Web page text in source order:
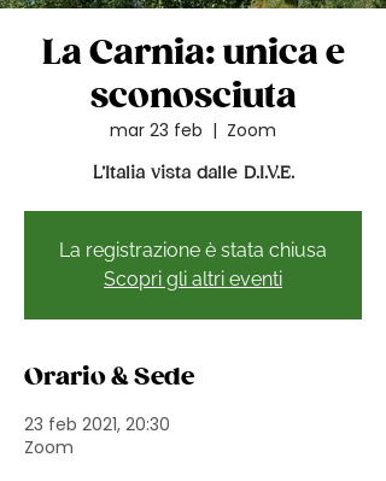
La Carnia: unica e
sconosciuta
mar 23 feb
  |
Zoom
L’Italia vista dalle D.I.V.E.
La registrazione è stata chiusa
Scopri gli altri eventi
Orario & Sede
23 feb 2021, 20:30
Zoom